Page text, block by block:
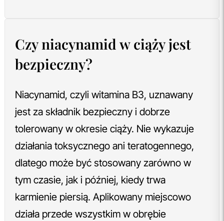
Czy niacynamid w ciąży jest
bezpieczny?
Niacynamid, czyli witamina B3, uznawany
jest za składnik bezpieczny i dobrze
tolerowany w okresie ciąży. Nie wykazuje
działania toksycznego ani teratogennego,
dlatego może być stosowany zarówno w
tym czasie, jak i później, kiedy trwa
karmienie piersią. Aplikowany miejscowo
działa przede wszystkim w obrębie